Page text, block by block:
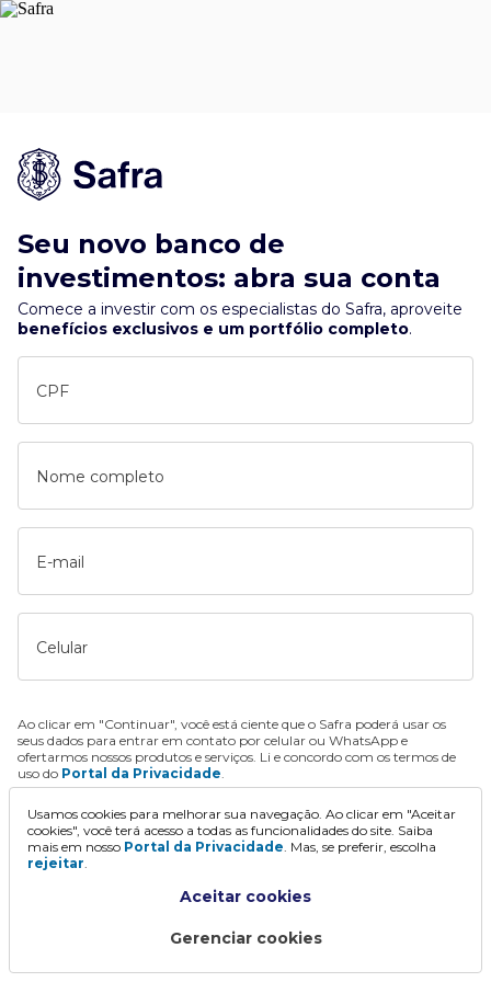
Seu novo banco de
investimentos: abra sua conta
Comece a investir com os especialistas do Safra, aproveite
benefícios exclusivos e um portfólio completo.
CPF
Nome completo
E-mail
Celular
Ao clicar em "Continuar", você está ciente que o Safra poderá usar os
seus dados para entrar em contato por celular ou WhatsApp e
ofertarmos nossos produtos e serviços. Li e concordo com os termos de
uso do Portal da Privacidade.
Continuar
Usamos cookies para melhorar sua navegação. Ao clicar em "Aceitar
cookies", você terá acesso a todas as funcionalidades do site. Saiba
mais em nosso Portal da Privacidade. Mas, se preferir, escolha
rejeitar.
Aceitar cookies
Gerenciar cookies